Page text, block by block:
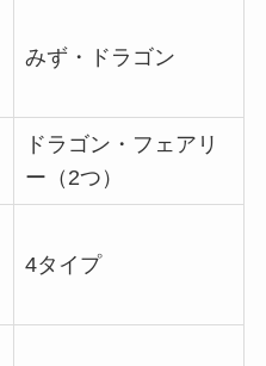
みず・ドラゴン
ドラゴン・フェアリ
ー（2つ）
4タイプ